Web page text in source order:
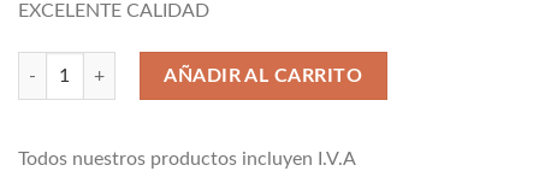
era:
₡ 883.772,99.
₡
EXCELENTE CALIDAD
KIT DE OVERHALL DE TOYOTA 1GR cantidad
AÑADIR AL CARRITO
Todos nuestros productos incluyen I.V.A